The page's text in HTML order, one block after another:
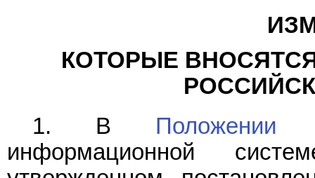
КОТОРЫЕ
1. В Положении
информационной